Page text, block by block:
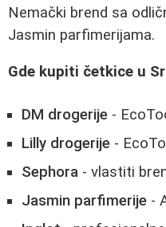
Nemački brend sa
Jasmin parfimerijama.
Gde kupiti četkice u
DM drogerije -
Lilly drogerije -
Sephora - vlastiti
Jasmin parfimerije -